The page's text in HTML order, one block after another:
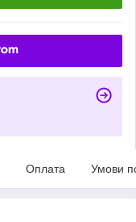
Оплата Умови